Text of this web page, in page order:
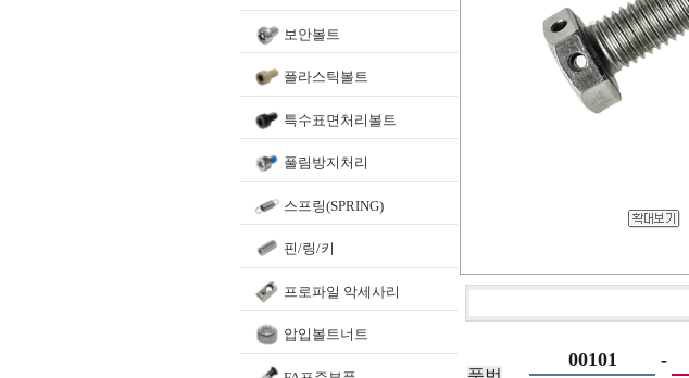
보안볼트
플라스틱볼트
특수표면처리볼트
풀림방지처리
스프링(SPRING)
핀/링/키
프로파일 악세사리
압입볼트너트
00101 -